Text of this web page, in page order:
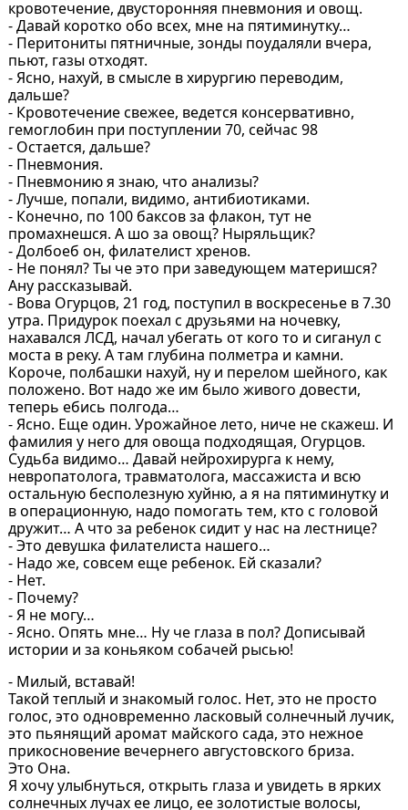
кровотечение, двусторонняя пневмония и овощ.
- Давай коротко обо всех, мне на пятиминутку…
- Перитониты пятничные, зонды поудаляли вчера,
пьют, газы отходят.
- Ясно, нахуй, в смысле в хирургию переводим,
дальше?
- Кровотечение свежее, ведется консервативно,
гемоглобин при поступлении 70, сейчас 98
- Остается, дальше?
- Пневмония.
- Пневмонию я знаю, что анализы?
- Лучше, попали, видимо, антибиотиками.
- Конечно, по 100 баксов за флакон, тут не
промахнешся. А шо за овощ? Ныряльщик?
- Долбоеб он, филателист хренов.
- Не понял? Ты че это при заведующем материшся?
Ану рассказывай.
- Вова Огурцов, 21 год, поступил в воскресенье в 7.30
утра. Придурок поехал с друзьями на ночевку,
нахавался ЛСД, начал убегать от кого то и сиганул с
моста в реку. А там глубина полметра и камни.
Короче, полбашки нахуй, ну и перелом шейного, как
положено. Вот надо же им было живого довести,
теперь ебись полгода…
- Ясно. Еще один. Урожайное лето, ниче не скажеш. И
фамилия у него для овоща подходящая, Огурцов.
Судьба видимо… Давай нейрохирурга к нему,
невропатолога, травматолога, массажиста и всю
остальную бесполезную хуйню, а я на пятиминутку и
в операционную, надо помогать тем, кто с головой
дружит… А что за ребенок сидит у нас на лестнице?
- Это девушка филателиста нашего…
- Надо же, совсем еще ребенок. Ей сказали?
- Нет.
- Почему?
- Я не могу…
- Ясно. Опять мне… Ну че глаза в пол? Дописывай
истории и за коньяком собачей рысью!
- Милый, вставай!
Такой теплый и знакомый голос. Нет, это не просто
голос, это одновременно ласковый солнечный лучик,
это пьянящий аромат майского сада, это нежное
прикосновение вечернего августовского бриза.
Это Она.
Я хочу улыбнуться, открыть глаза и увидеть в ярких
солнечных лучах ее лицо, ее золотистые волосы,